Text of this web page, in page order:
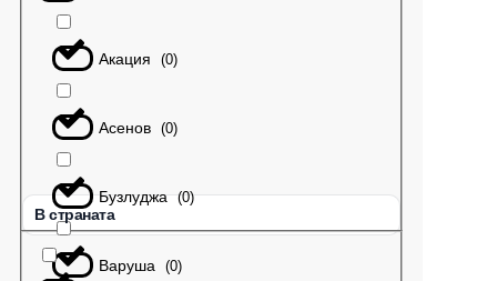
Акация (0)
Асенов (0)
Бузлуджа (0)
Варуша (0)
В страната